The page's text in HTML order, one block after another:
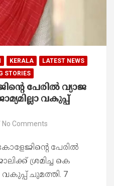
KERALA
LATEST NEWS
STORIES
പേരിൽ വ്യാജ
വകുപ്പ്
No Comments
പേരിൽ
ശ്രമിച്ച കെ
വകുപ്പ് ചുമത്തി. 7